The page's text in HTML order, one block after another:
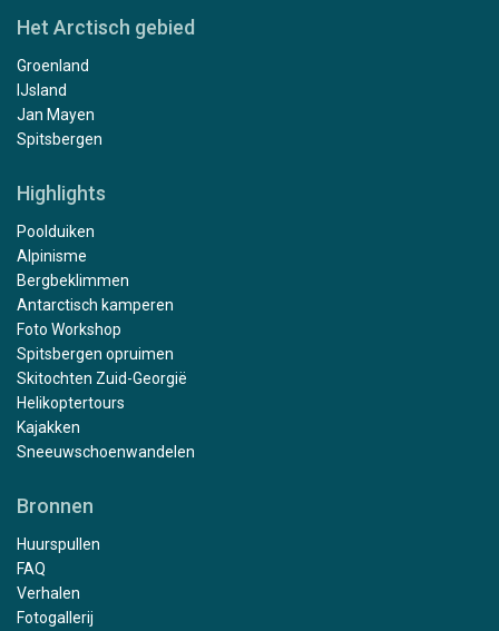
Het Arctisch gebied
Groenland
IJsland
Jan Mayen
Spitsbergen
Highlights
Poolduiken
Alpinisme
Bergbeklimmen
Antarctisch kamperen
Foto Workshop
Spitsbergen opruimen
Skitochten Zuid-Georgië
Helikoptertours
Kajakken
Sneeuwschoenwandelen
Bronnen
Huurspullen
FAQ
Verhalen
Fotogallerij